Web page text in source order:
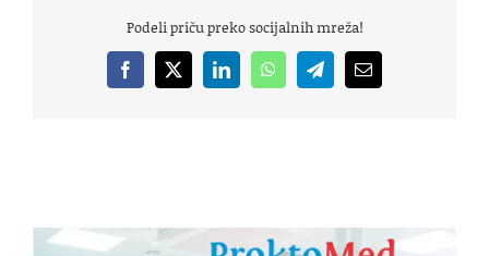
Podeli priču preko socijalnih mreža!
Facebook
X LinkedInWhatsAppTelegramEmail